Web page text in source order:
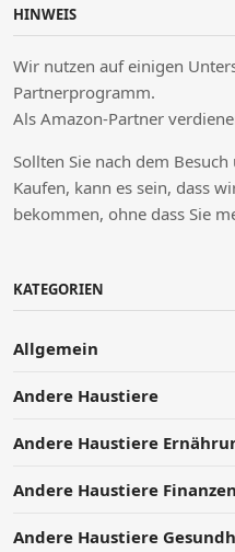
HINWEIS
Wir nutzen auf einigen
Partnerprogramm.
Als Amazon-Partner
Sollten Sie nach dem
Kaufen, kann es sein, dass
bekommen, ohne dass Sie
KATEGORIEN
Allgemein
Andere Haustiere
Andere Haustiere
Andere Haustiere
Andere Haustiere